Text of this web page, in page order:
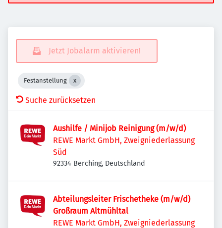
Jetzt Jobalarm aktivieren!
Festanstellung
Suche zurücksetzen
Aushilfe / Minijob Reinigung (m/w/d)
REWE Markt GmbH, Zweigniederlassung
Süd
92334 Berching, Deutschland
Abteilungsleiter Frischetheke (m/w/d)
Großraum Altmühltal
REWE Markt GmbH, Zweigniederlassung